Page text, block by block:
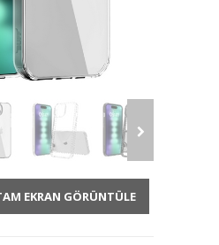
EKRAN GÖRÜNTÜLE